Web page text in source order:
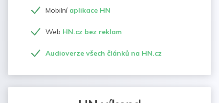
Mobilní aplikace HN
Web HN.cz bez reklam
Audioverze všech článků na HN.cz